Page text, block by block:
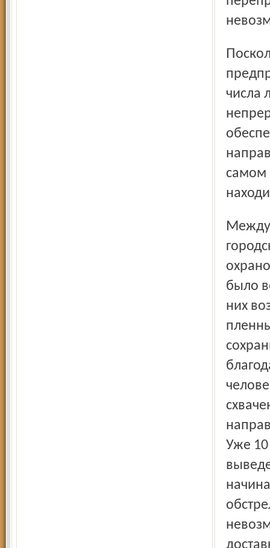
Поскольку со стороны конвойных команд не было
числа
самом
Между тем пленные из лагеря были размещены в здании
было
них
Уже 10